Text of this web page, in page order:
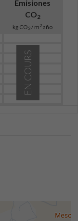
Emisiones
CO2
kg CO2/ m2año
EN COURS